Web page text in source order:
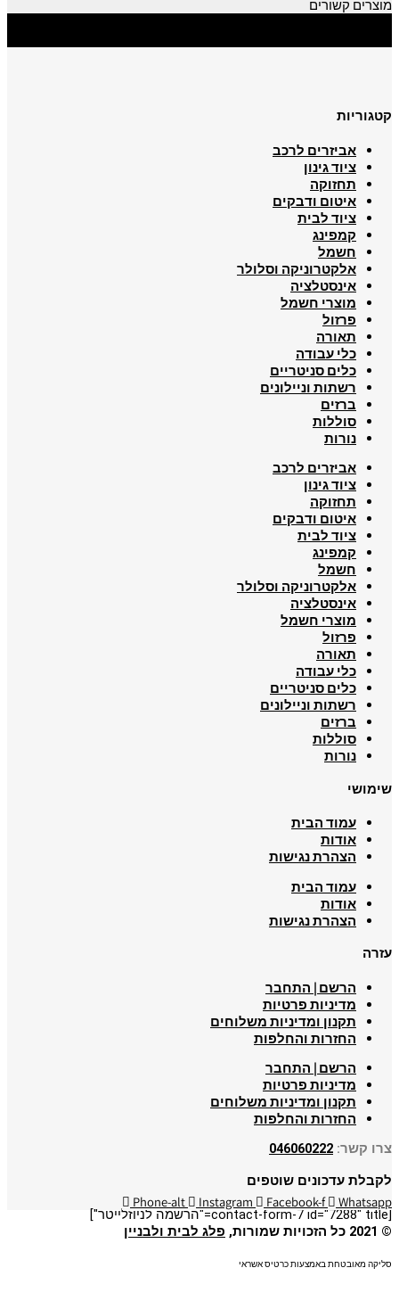
מוצרים קשורים
קטגוריות
אביזרים לרכב
ציוד גינון
תחזוקה
איטום ודבקים
ציוד לבית
קמפינג
חשמל
אלקטרוניקה וסלולר
אינסטלציה
מוצרי חשמל
פרזול
תאורה
כלי עבודה
כלים סניטריים
רשתות וניילונים
ברזים
סוללות
נורות
אביזרים לרכב
ציוד גינון
תחזוקה
איטום ודבקים
ציוד לבית
קמפינג
חשמל
אלקטרוניקה וסלולר
אינסטלציה
מוצרי חשמל
פרזול
תאורה
כלי עבודה
כלים סניטריים
רשתות וניילונים
ברזים
סוללות
נורות
שימושי
עמוד הבית
אודות
הצהרת נגישות
עמוד הבית
אודות
הצהרת נגישות
עזרה
הרשם | התחבר
מדיניות פרטיות
תקנון ומדיניות משלוחים
החזרות והחלפות
הרשם | התחבר
מדיניות פרטיות
תקנון ומדיניות משלוחים
החזרות והחלפות
צרו קשר: 046060222
לקבלת עדכונים שוטפים
[contact-form-7 id="7288" title="הרשמה לניוזלייטר"]
Phone-alt Instagram Facebook-f Whatsapp
© 2021 כל הזכויות שמורות, פלג לבית ולבניין
סליקה מאובטחת באמצעות כרטיס אשראי